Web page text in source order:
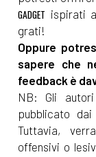
GADGET ispirati
grati!
Oppure
sapere che
feedback è
NB: Gli
pubblicato
Tuttavia,
offensivi o